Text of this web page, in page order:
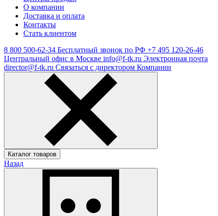
О компании
Доставка и оплата
Контакты
Стать клиентом
8 800 500-62-34 Бесплатный звонок по РФ +7 495 120-26-46
Центральный офис в Москве info@f-tk.ru Электронная почта
director@f-tk.ru Связаться с директором Компании
Каталог товаров
Назад